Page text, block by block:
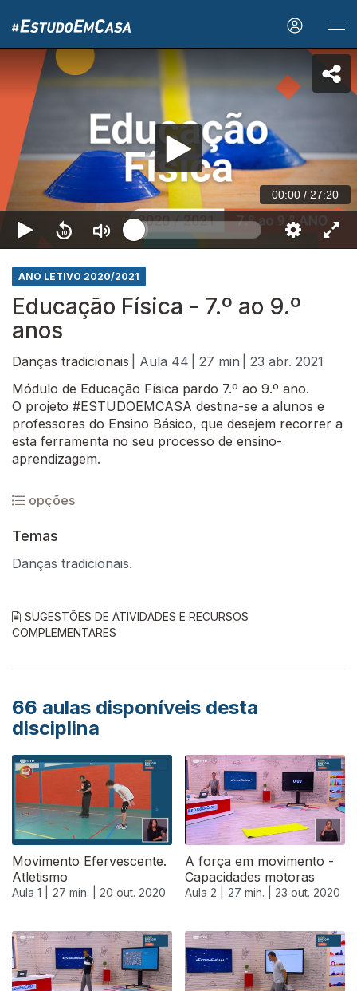
00:00 / 27:20
ANO LETIVO 2020/2021
Educação Física - 7.º ao 9.º
anos
Danças tradicionais | Aula 44 | 27 min
| 23 abr. 2021
Módulo de Educação Física pardo 7.º ao 9.º ano.
O projeto #ESTUDOEMCASA destina-se a alunos e
professores do Ensino Básico, que desejem recorrer a
esta ferramenta no seu processo de ensino-
aprendizagem.
opções
Temas
Danças tradicionais.
SUGESTÕES DE ATIVIDADES E RECURSOS
COMPLEMENTARES
66 aulas disponíveis desta
disciplina
Movimento Efervescente.
Atletismo
Aula 1 | 27 min. | 20 out. 2020
A força em movimento -
Capacidades motoras
Aula 2 | 27 min. | 23 out. 2020